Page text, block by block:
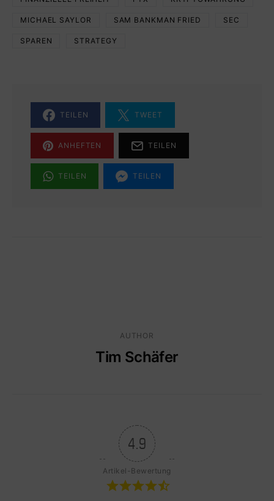
MICHAEL SAYLOR SAM BANKMAN FRIED SEC
SPAREN STRATEGY
TEILEN TWEET
ANHEFTEN TEILEN
TEILEN TEILEN
AUTHOR
Tim Schäfer
4.9
Artikel-Bewertung